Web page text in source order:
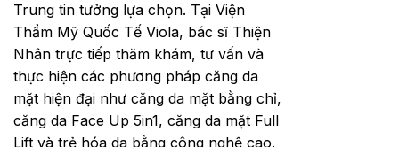
Trung tin tưởng lựa chọn. Tại Viện
Thẩm Mỹ Quốc Tế Viola, bác sĩ Thiện
Nhân trực tiếp thăm khám, tư vấn và
thực hiện các phương pháp căng da
mặt hiện đại như căng da mặt bằng chỉ,
căng da Face Up 5in1, căng da mặt Full
Lift và trẻ hóa da bằng công nghệ cao.